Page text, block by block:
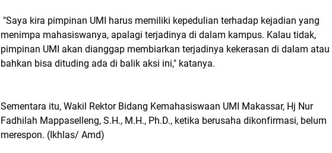
"Saya kira pimpinan UMI harus memiliki kepedulian terhadap kejadian yang
menimpa mahasiswanya, apalagi terjadinya di dalam kampus. Kalau tidak,
pimpinan UMI akan dianggap membiarkan terjadinya kekerasan di dalam atau
bahkan bisa dituding ada di balik aksi ini," katanya.
Sementara itu, Wakil Rektor Bidang Kemahasiswaan UMI Makassar, Hj Nur
Fadhilah Mappaselleng, S.H., M.H., Ph.D., ketika berusaha dikonfirmasi, belum
merespon. (Ikhlas/ Amd)